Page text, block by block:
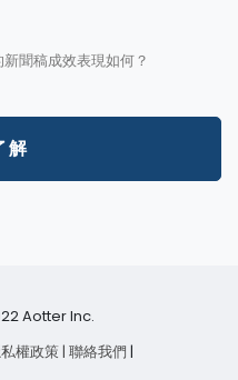
聞稿成效表現如何？
解
Aotter Inc.
權政策| 聯絡我們 |